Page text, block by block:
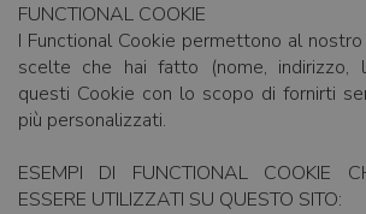
FUNCTIONAL COOKIE
I Functional Cookie permettono al
scelte che hai fatto (nome, indirizzo,
questi Cookie con lo scopo di fornirti
più personalizzati.
ESEMPI DI FUNCTIONAL COOKIE
ESSERE UTILIZZATI SU QUESTO SITO: